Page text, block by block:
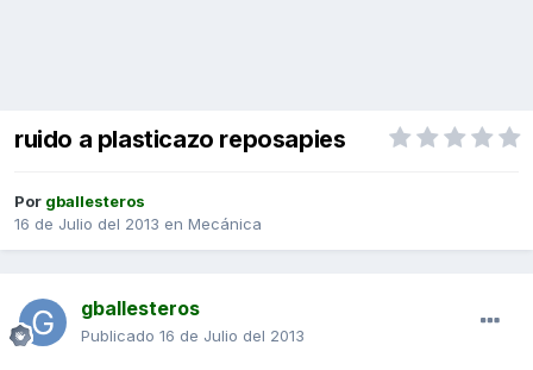
ruido a plasticazo reposapies
Por gballesteros
16 de Julio del 2013 en Mecánica
gballesteros
Publicado 16 de Julio del 2013